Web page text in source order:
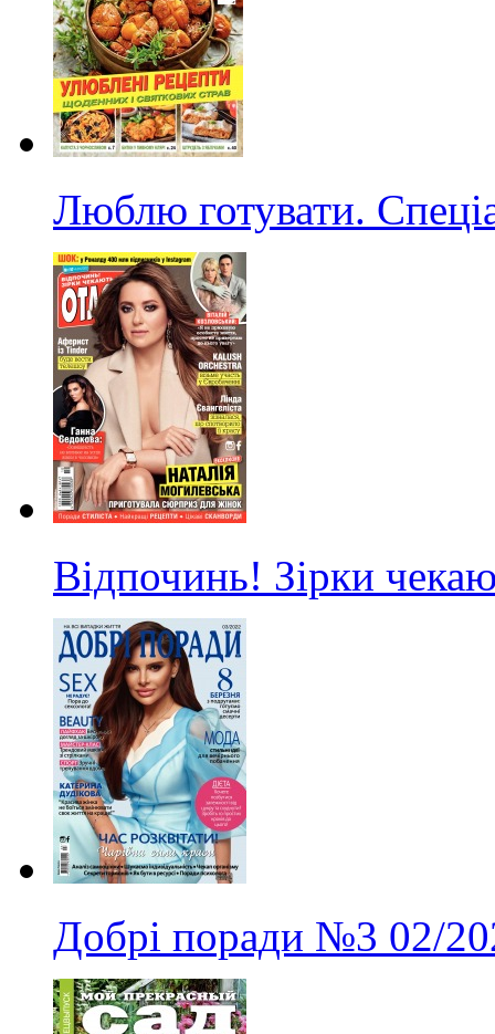
Люблю готувати.
Відпочинь! Зірки
Добрі поради №3 02/